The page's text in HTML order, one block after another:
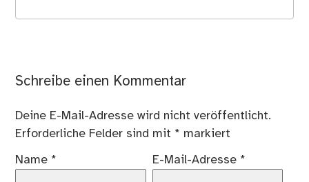
Schreibe einen Kommentar
Deine E-Mail-Adresse wird nicht veröffentlicht.
Erforderliche Felder sind mit * markiert
Name * E-Mail-Adresse *